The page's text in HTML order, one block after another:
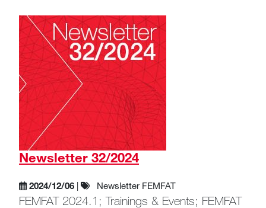
Newsletter 32/2024
2024/12/06 | Newsletter FEMFAT
FEMFAT 2024.1; Trainings & Events; FEMFAT